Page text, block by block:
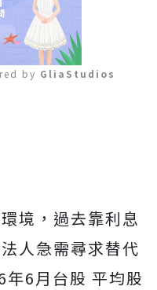
by GliaStudios
境，過去靠利息
人急需尋求替代
6月台股 平均股